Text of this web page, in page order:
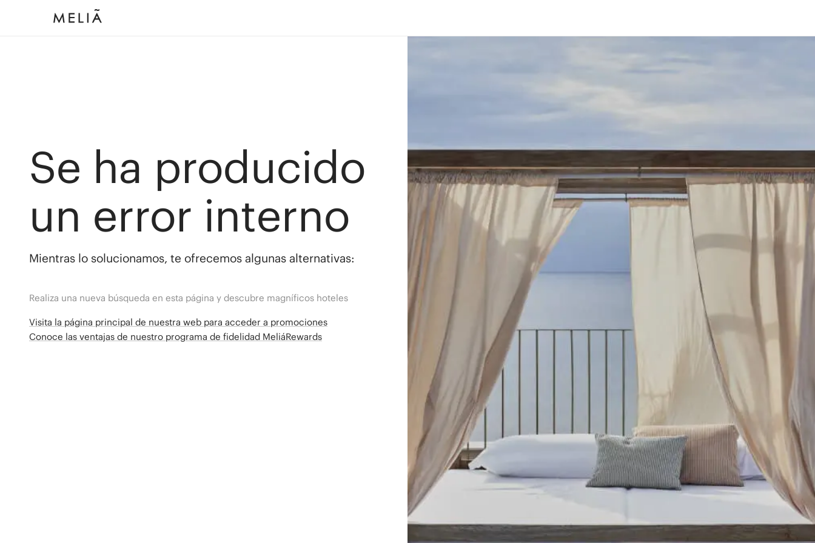
Se ha producido
un error interno
Mientras lo solucionamos, te ofrecemos algunas alternativas:
Realiza una nueva búsqueda en esta página y descubre magníficos hoteles
Visita la página principal de nuestra web para acceder a promociones
Conoce las ventajas de nuestro programa de fidelidad MeliáRewards